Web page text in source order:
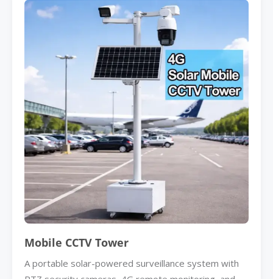
Mobile CCTV Tower
A portable solar-powered surveillance system with